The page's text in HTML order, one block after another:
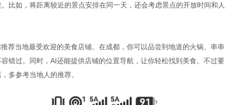
比如，将距离较近的景点安排在同一天，还会考虑景点的开放时间和人
荐当地最受欢迎的美食店铺。在成都，你可以品尝到地道的火锅、串串
错过。同时，AI还能提供店铺的位置导航，让你轻松找到美食。不过要
多参考当地人的推荐。